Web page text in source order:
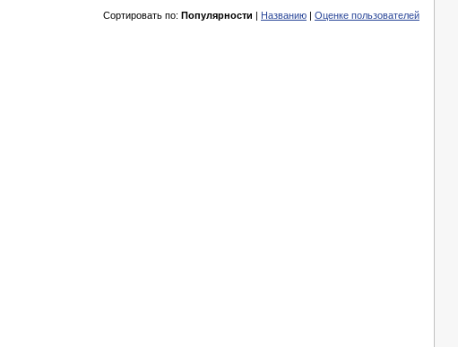
Сортировать по: Популярности | Названию | Оценке пользователей